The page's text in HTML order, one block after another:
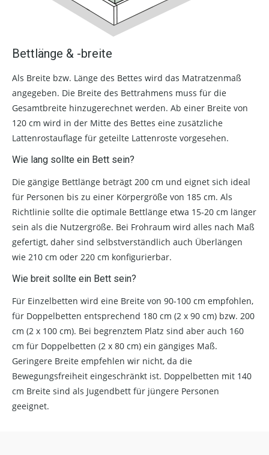
Bettlänge & -breite
Als Breite bzw. Länge des Bettes wird das Matratzenmaß
angegeben. Die Breite des Bettrahmens muss für die
Gesamtbreite hinzugerechnet werden. Ab einer Breite von
120 cm wird in der Mitte des Bettes eine zusätzliche
Lattenrostauflage für geteilte Lattenroste vorgesehen.
Wie lang sollte ein Bett sein?
Die gängige Bettlänge beträgt 200 cm und eignet sich ideal
für Personen bis zu einer Körpergröße von 185 cm. Als
Richtlinie sollte die optimale Bettlänge etwa 15-20 cm länger
sein als die Nutzergröße. Bei Frohraum wird alles nach Maß
gefertigt, daher sind selbstverständlich auch Überlängen
wie 210 cm oder 220 cm konfigurierbar.
Wie breit sollte ein Bett sein?
Für Einzelbetten wird eine Breite von 90-100 cm empfohlen,
für Doppelbetten entsprechend 180 cm (2 x 90 cm) bzw. 200
cm (2 x 100 cm). Bei begrenztem Platz sind aber auch 160
cm für Doppelbetten (2 x 80 cm) ein gängiges Maß.
Geringere Breite empfehlen wir nicht, da die
Bewegungsfreiheit eingeschränkt ist. Doppelbetten mit 140
cm Breite sind als Jugendbett für jüngere Personen
geeignet.